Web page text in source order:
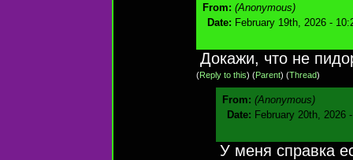
From: (Anonymous)
Date: February 19th, 2026 -
Докажи, что не
(Reply to this) (Parent) (Thread)
From: (Anonymous)
Date: February 20th, 2026
У меня справка